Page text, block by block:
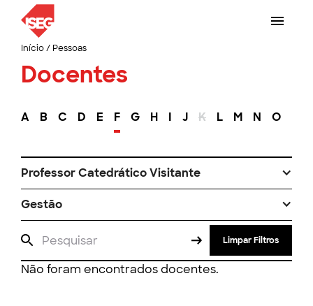
Início/ Pessoas
Docentes
A B C D E F G H I J K L M N O
Professor Catedrático Visitante
Gestão
Limpar Filtros
Não foram encontrados docentes.